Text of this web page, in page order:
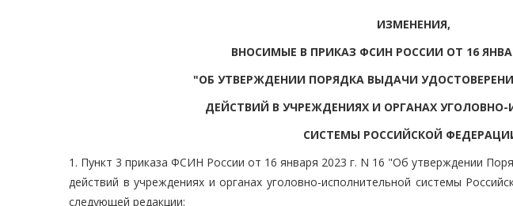
ИЗМЕНЕНИЯ,
ВНОСИМЫЕ В ПРИКАЗ ФСИН РОССИИ ОТ 16
"ОБ УТВЕРЖДЕНИИ ПОРЯДКА ВЫДАЧИ
ДЕЙСТВИЙ В УЧРЕЖДЕНИЯХ И ОРГАНАХ
СИСТЕМЫ РОССИЙСКОЙ
1. Пункт 3 приказа ФСИН России от 16 января 2023 г. N 16 "Об утверждении
действий в учреждениях и органах уголовно-исполнительной системы
следующей редакции: